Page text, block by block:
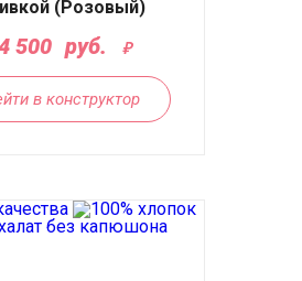
(Розовый)
500 руб.
в конструктор